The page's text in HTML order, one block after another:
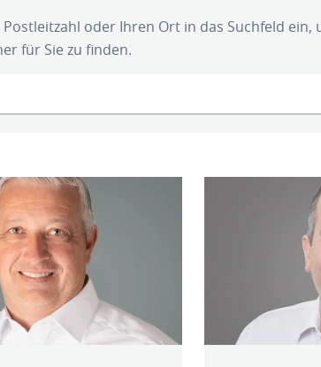
Postleitzahl oder Ihren Ort in das Suchfeld ein,
für Sie zu finden.